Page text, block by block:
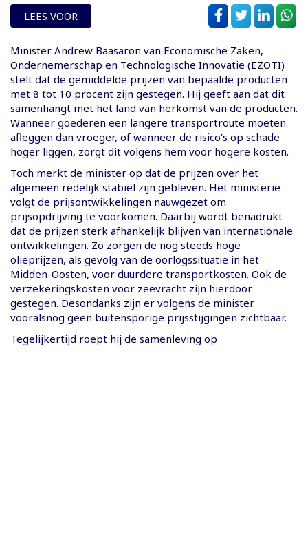
LEES VOOR
Minister Andrew Baasaron van Economische Zaken,
Ondernemerschap en Technologische Innovatie (EZOTI)
stelt dat de gemiddelde prijzen van bepaalde producten
met 8 tot 10 procent zijn gestegen. Hij geeft aan dat dit
samenhangt met het land van herkomst van de producten.
Wanneer goederen een langere transportroute moeten
afleggen dan vroeger, of wanneer de risico’s op schade
hoger liggen, zorgt dit volgens hem voor hogere kosten.
Toch merkt de minister op dat de prijzen over het
algemeen redelijk stabiel zijn gebleven. Het ministerie
volgt de prijsontwikkelingen nauwgezet om
prijsopdrijving te voorkomen. Daarbij wordt benadrukt
dat de prijzen sterk afhankelijk blijven van internationale
ontwikkelingen. Zo zorgen de nog steeds hoge
olieprijzen, als gevolg van de oorlogssituatie in het
Midden-Oosten, voor duurdere transportkosten. Ook de
verzekeringskosten voor zeevracht zijn hierdoor
gestegen. Desondanks zijn er volgens de minister
vooralsnog geen buitensporige prijsstijgingen zichtbaar.
Tegelijkertijd roept hij de samenleving op